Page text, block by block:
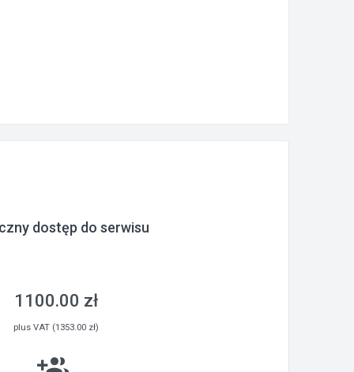
dostęp do serwisu
1100.00 zł
plus VAT (1353.00 zł)